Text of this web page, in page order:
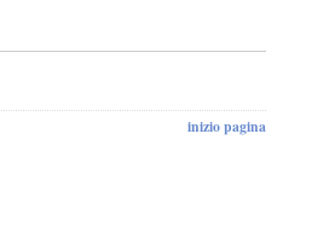
inizio pagina